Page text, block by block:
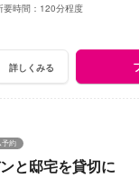
120分程度
詳しくみる
と邸宅を貸切に
予約